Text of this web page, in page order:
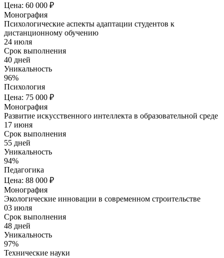
Цена: 60 000 ₽
Монография
Психологические аспекты адаптации студентов к
дистанционному обучению
24 июля
Срок выполнения
40 дней
Уникальность
96%
Психология
Цена: 75 000 ₽
Монография
Развитие искусственного интеллекта в образовательной среде
17 июня
Срок выполнения
55 дней
Уникальность
94%
Педагогика
Цена: 88 000 ₽
Монография
Экологические инновации в современном строительстве
03 июля
Срок выполнения
48 дней
Уникальность
97%
Технические науки